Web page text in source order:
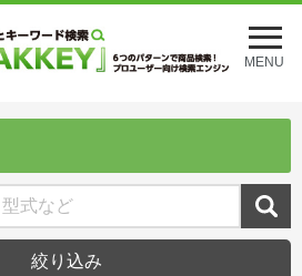
メ
ニ
ュ
を
MENU
絞り込み